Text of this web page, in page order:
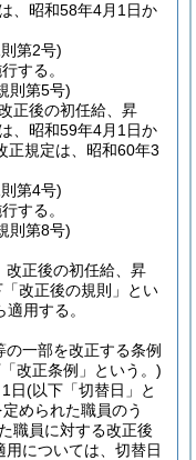
、昭和58年4月1日か
第2号)
する。
則第5号)
正後の初任給、昇
、昭和59年4月1日か
正規定は、昭和60年3
第4号)
する。
則第8号)
改正後の初任給、昇
改正後の規則」とい
用する。
一部を改正する条例
改正条例」という。)
日(以下「切替日」と
められた職員のう
職員に対する改正後
については、切替日